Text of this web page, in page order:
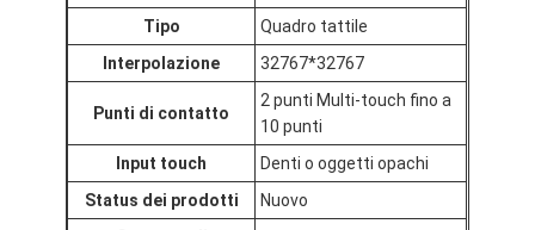
Tipo
Quadro tattile
Interpolazione
32767*32767
Punti di contatto
2 punti Multi-touch fino a
10 punti
Input touch
Denti o oggetti opachi
Status dei prodotti
Nuovo